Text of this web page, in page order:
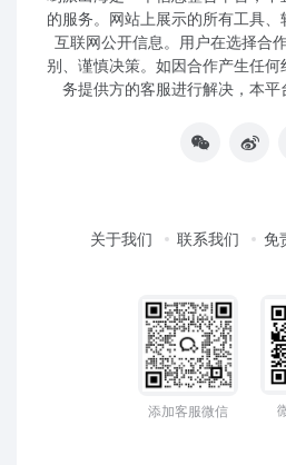
的服务。网站上展示的所有工具
互联网公开信息。用户在选择合
别、谨慎决策。如因合作产生任
务提供方的客服进行解决，本平
关于我们 联系我们 免
添加客服微信